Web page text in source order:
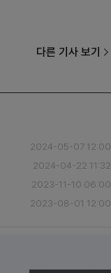
다른 기사 보기
2024-05-07 12:00
2024-04-22 11:32
2023-11-10 06:00
2023-08-01 12:00